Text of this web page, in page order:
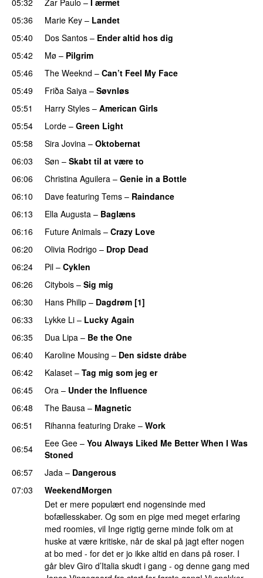
05:36
Marie Key – Landet
05:40
Dos Santos – Ender altid hos dig
05:42
Mø – Pilgrim
05:46 The Weeknd – Can’t Feel My Face
05:49 Friða Saiya – Søvnløs
05:51
Harry Styles – American Girls
05:54
Lorde – Green Light
05:58 Sira Jovina – Oktobernat
06:03
Søn – Skabt til at være to
06:06
Christina Aguilera – Genie in a Bottle
06:10
Dave featuring Tems – Raindance
06:13
Ella Augusta – Baglæns
06:16
Future Animals – Crazy Love
06:20
Olivia Rodrigo – Drop Dead
06:24
Pil – Cyklen
06:26
Citybois – Sig mig
06:30
Hans Philip – Dagdrøm [1]
06:33 Lykke Li – Lucky Again
06:35 Dua Lipa – Be the One
06:40 Karoline Mousing – Den sidste dråbe
06:42
Kalaset – Tag mig som jeg er
06:45 Ora – Under the Influence
06:48
The Bausa – Magnetic
06:51 Rihanna featuring Drake – Work
06:54
Eee Gee – You Always Liked Me Better When I Was
Stoned
06:57
Jada – Dangerous
07:03
WeekendMorgen
Det er mere populært end nogensinde med
bofællesskaber. Og som en pige med meget erfaring
med roomies, vil Inge rigtig gerne minde folk om at
huske at være kritiske, når de skal på jagt efter nogen
at bo med - for det er jo ikke altid en dans på roser. I
går blev Giro d’Italia skudt i gang - og denne gang med